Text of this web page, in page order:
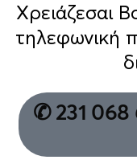
Χρειάζεσαι
τηλεφωνική
✆ 231 068